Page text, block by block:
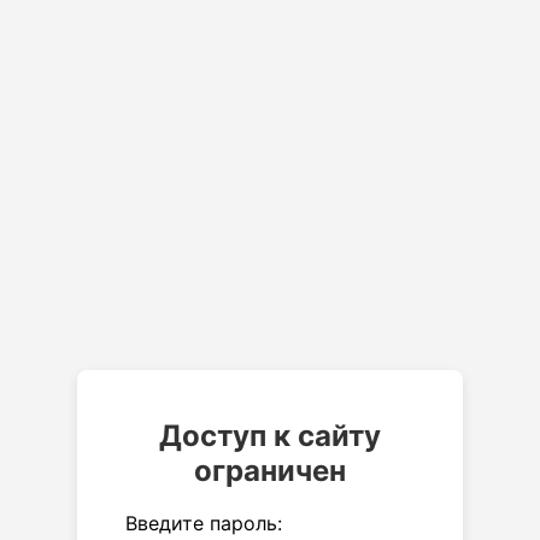
Доступ к сайту
ограничен
Введите пароль: